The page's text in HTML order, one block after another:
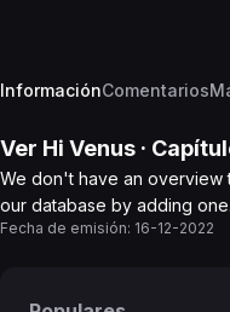
InformaciónComentarios
Ver Hi Venus ·
We don't have an overview
our database by adding one.
Fecha de emisión: 16-12-2022